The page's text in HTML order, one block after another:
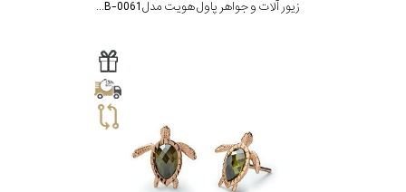
زیور آلات و جواهر پاول هویت مدل PH-FB-0061